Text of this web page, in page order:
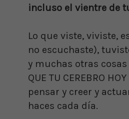
incluso el vientre de
Lo que viste, viviste,
no escuchaste),
y muchas otras cosas
QUE TU CEREBRO
pensar y creer y
haces cada día.